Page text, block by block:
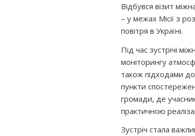
Відбувся візит
– у межах Місії з
повітря в Україні.
Під час зустрічі
моніторингу
також підходами
пункти
громади, де
практичною
Зустріч стала